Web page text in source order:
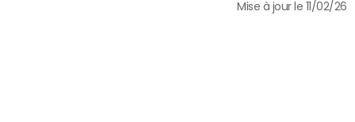
Mise à jour le 11/02/26